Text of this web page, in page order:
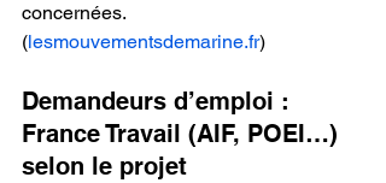
concernées.
(lesmouvementsdemarine.fr)
Demandeurs d’emploi :
France Travail (AIF, POEI…)
selon le projet